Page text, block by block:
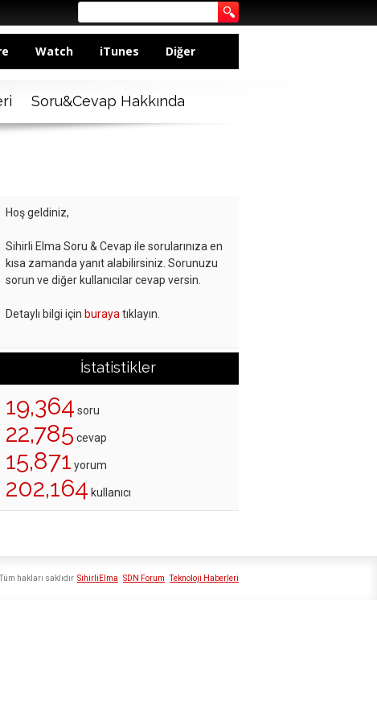
Watch iTunes Diğer
Soru&Cevap Hakkında
Hoş geldiniz,
Sihirli Elma Soru & Cevap ile sorularınıza en
kısa zamanda yanıt alabilirsiniz. Sorunuzu
sorun ve diğer kullanıcılar cevap versin.
Detaylı bilgi için buraya tıklayın.
İstatistikler
19,364 soru
22,785 cevap
15,871 yorum
202,164 kullanıcı
SihirliElma SDN Forum Teknoloji Haberleri
hakları saklıdır